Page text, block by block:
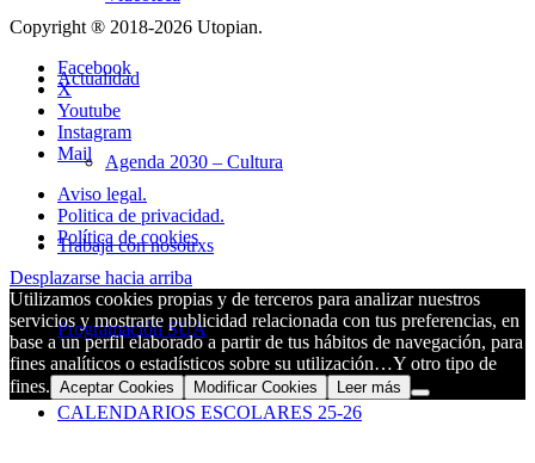
Actualidad
Agenda 2030 – Cultura
Trabaja con nosotrxs
Programación SUA
CALENDARIOS ESCOLARES 25-26
Copyright ® 2018-2026 Utopian.
Facebook
X
Youtube
Instagram
Mail
Aviso legal.
Politica de privacidad.
Política de cookies
Desplazarse hacia arriba
Utilizamos cookies propias y de terceros para analizar nuestros
servicios y mostrarte publicidad relacionada con tus preferencias, en
base a un perfil elaborado a partir de tus hábitos de navegación, para
fines analíticos o estadísticos sobre su utilización…Y otro tipo de
fines. Aceptar Cookies Modificar Cookies Leer más